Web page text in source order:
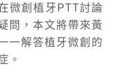
微創植牙PTT討論
問，本文將帶來黃
一解答植牙微創的
。